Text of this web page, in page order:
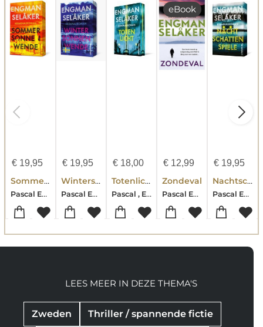
€19,95
Sommersonnenwende, Band 1
Pascal Engman-Johannes Selåker
€19,95
Wintersonnenwende, Band 2
Pascal Engman-Johannes Selåker
€ 18,00
Totenlicht, Band 4
Pascal , Engman-Johannes , Selåker
€ 12,99
eBook
Zondeval
Pascal Engman-Johannes Selåker
€ 19,95
Nachtschattenspiele, Band 3
Pascal Engman-Johannes Selåker
Zweden Thriller / spannende fictie
LEES MEER IN DEZE THEMA'S